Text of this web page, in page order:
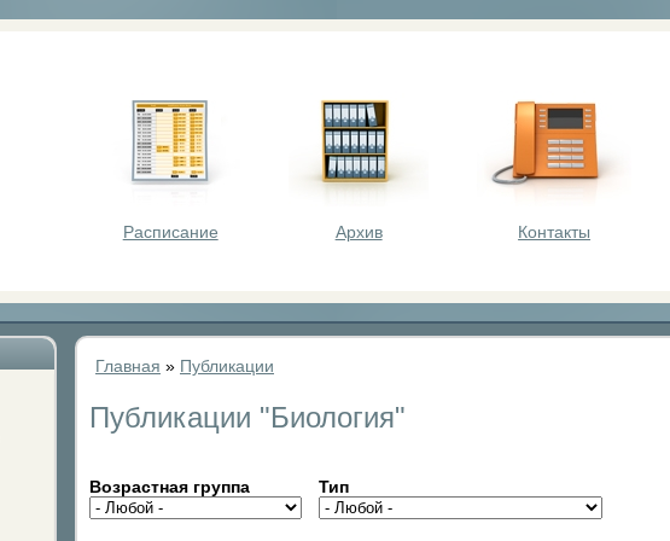
Расписание Архив Контакты
Главная » Публикации
Публикации "Биология"
Возрастная группа Тип